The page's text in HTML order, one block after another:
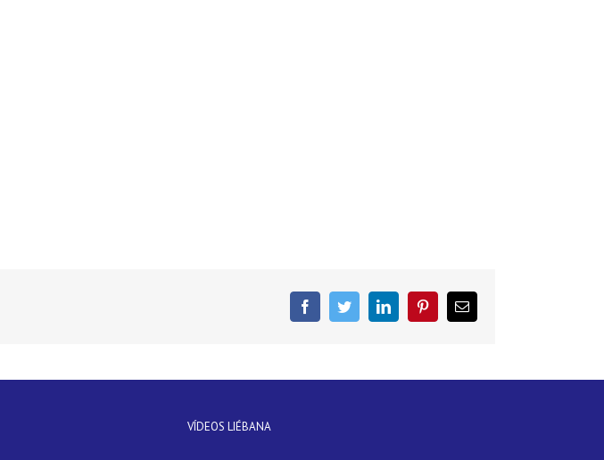
FacebookTwitterLinkedInPinterestCorreo
electrónico
VÍDEOS LIÉBANA